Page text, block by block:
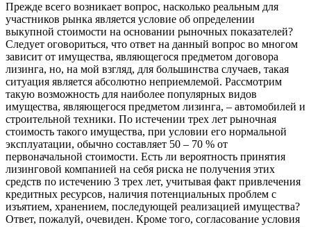
Прежде всего возникает вопрос, насколько реальным для
участников рынка является условие об определении
выкупной стоимости на основании рыночных показателей?
Следует оговориться, что ответ на данный вопрос во многом
зависит от имущества, являющегося предметом договора
лизинга, но, на мой взгляд, для большинства случаев, такая
ситуация является абсолютно неприемлемой. Рассмотрим
такую возможность для наиболее популярных видов
имущества, являющегося предметом лизинга, – автомобилей и
строительной техники. По истечении трех лет рыночная
стоимость такого имущества, при условии его нормальной
эксплуатации, обычно составляет 50 – 70 % от
первоначальной стоимости. Есть ли вероятность принятия
лизинговой компанией на себя риска не получения этих
средств по истечению 3 трех лет, учитывая факт привлечения
кредитных ресурсов, наличия потенциальных проблем с
изъятием, хранением, последующей реализацией имущества?
Ответ, пожалуй, очевиден. Кроме того, согласование условия